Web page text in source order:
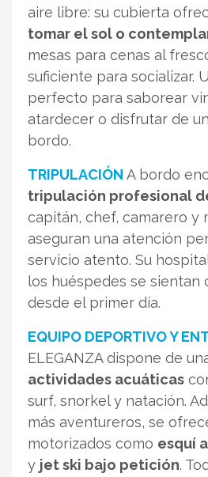
aire libre: su cubierta
tomar el sol o
mesas para cenas al
suficiente para socializar.
perfecto para saborear
atardecer o disfrutar de
bordo.
TRIPULACIÓN A bordo
tripulación profesional
capitán, chef, camarero y
aseguran una atención
servicio atento. Su
los huéspedes se sientan
desde el primer día.
EQUIPO DEPORTIVO Y
ELEGANZA dispone de
actividades acuáticas
surf, snorkel y natación.
más aventureros, se
motorizados como esquí
y jet ski bajo petición.